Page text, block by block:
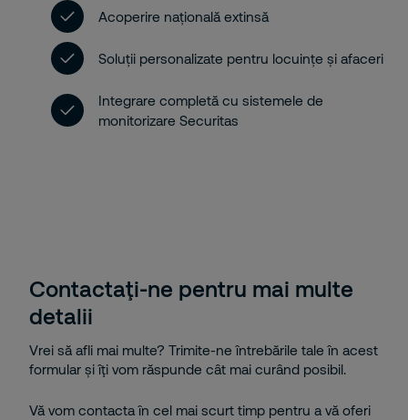
Acoperire națională extinsă
Soluții personalizate pentru locuințe și afaceri
Integrare completă cu sistemele de
monitorizare Securitas
Contactaţi-ne pentru mai multe
detalii
Vrei să afli mai multe? Trimite-ne întrebările tale în acest
formular și îţi vom răspunde cât mai curând posibil.
Vă vom contacta în cel mai scurt timp pentru a vă oferi